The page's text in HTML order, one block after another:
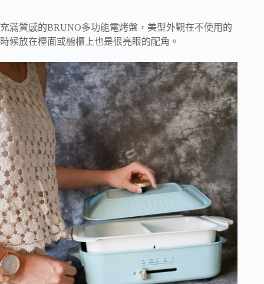
充滿質感的BRUNO多功能電烤盤，美型外觀在不使用的
時候放在檯面或櫥櫃上也是很亮眼的配角。